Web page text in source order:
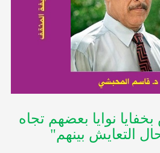
نوايا بعضهم تجاه
التعايش بينهم"